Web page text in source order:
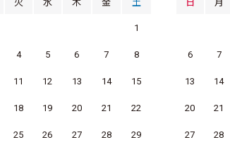
火 水 木 金 土
1
4 5 6 7 8
11 12 13 14 15
18 19 20 21 22
25 26 27 28 29
日 月
6 7
13 14
20 21
27 28